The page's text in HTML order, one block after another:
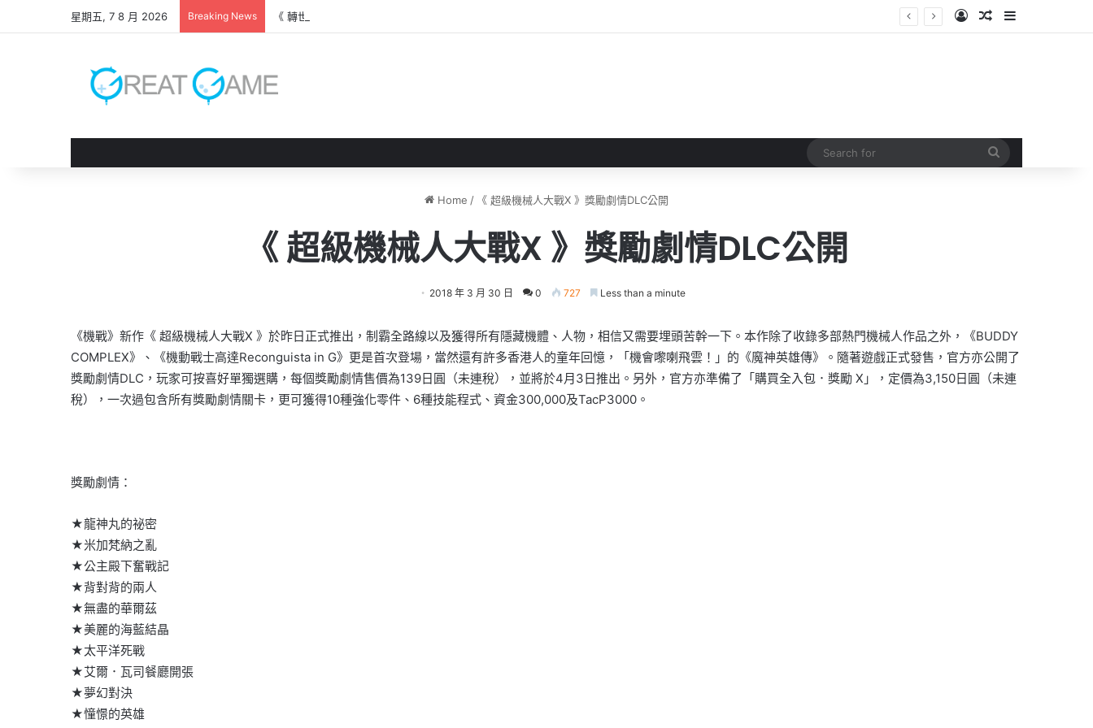
星期五, 7 8 月 2026 Breaking News 《 轉世之獸 》遊戲評測 失落世界中與巨犬冒險 Log InRandom Article
Sidebar
Home / 《 超級機械人大戰X 》獎勵劇情DLC公開
《 超級機械人大戰X 》獎勵劇情DLC公開
2018 年 3 月 30 日 0 727 Less than a minute
《機戰》新作《 超級機械人大戰X 》於昨日正式推出，制霸全路線以及獲得所有隱藏機體、人物，相信又需要埋頭苦幹一下。本作除了收錄多部熱門機械人作品之外，《BUDDY
COMPLEX》、《機動戰士高達Reconguista in G》更是首次登場，當然還有許多香港人的童年回憶，「機會嚟喇飛雲！」的《魔神英雄傳》。隨著遊戲正式發售，官方亦公開了
獎勵劇情DLC，玩家可按喜好單獨選購，每個獎勵劇情售價為139日圓（未連稅），並將於4月3日推出。另外，官方亦準備了「購買全入包．獎勵 X」，定價為3,150日圓（未連
稅），一次過包含所有獎勵劇情關卡，更可獲得10種強化零件、6種技能程式、資金300,000及TacP3000。
獎勵劇情：
★龍神丸的祕密
★米加梵納之亂
★公主殿下奮戰記
★背對背的兩人
★無盡的華爾茲
★美麗的海藍結晶
★太平洋死戰
★艾爾．瓦司餐廳開張
★夢幻對決
★憧憬的英雄